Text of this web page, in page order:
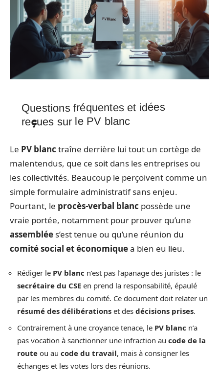
Questions fréquentes et idées
reçues sur le PV blanc
Le PV blanc traîne derrière lui tout un cortège de
malentendus, que ce soit dans les entreprises ou
les collectivités. Beaucoup le perçoivent comme un
simple formulaire administratif sans enjeu.
Pourtant, le procès-verbal blanc possède une
vraie portée, notamment pour prouver qu’une
assemblée s’est tenue ou qu’une réunion du
comité social et économiquea bien eu lieu.
Rédiger le PV blanc n’est pas l’apanage des juristes : le
secrétaire du CSE en prend la responsabilité, épaulé
par les membres du comité. Ce document doit relater un
résumé des délibérations et des décisions prises.
Contrairement à une croyance tenace, le PV blanc n’a
pas vocation à sanctionner une infraction au code de la
route ou au code du travail, mais à consigner les
échanges et les votes lors des réunions.